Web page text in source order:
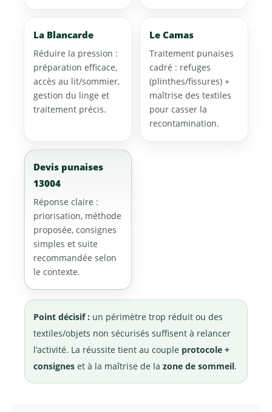
La Blancarde
Réduire la pression :
préparation efficace,
accès au lit/sommier,
gestion du linge et
traitement précis.
Le Camas
Traitement punaises
cadré : refuges
(plinthes/fissures) +
maîtrise des textiles
pour casser la
recontamination.
Devis punaises
13004
Réponse claire :
priorisation, méthode
proposée, consignes
simples et suite
recommandée selon
le contexte.
Point décisif : un périmètre trop réduit ou des
textiles/objets non sécurisés suffisent à relancer
l’activité. La réussite tient au couple protocole +
consignes et à la maîtrise de la zone de sommeil.